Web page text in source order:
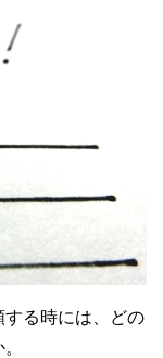
る時には、どの